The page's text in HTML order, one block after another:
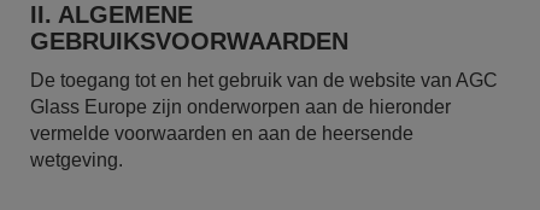
II. ALGEMENE
GEBRUIKSVOORWAARDEN
De toegang tot en het gebruik van de website van AGC
Glass Europe zijn onderworpen aan de hieronder
vermelde voorwaarden en aan de heersende
wetgeving.